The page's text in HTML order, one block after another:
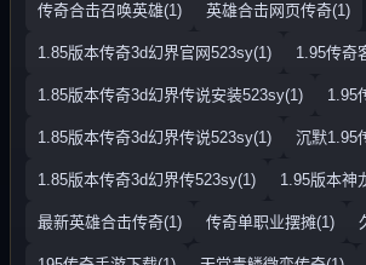
传奇合击召唤英雄(1) 英雄合击网页传奇(1)
1.85版本传奇3d幻界官网523sy(1) 1.95传奇
1.85版本传奇3d幻界传说安装523sy(1) 1.95
1.85版本传奇3d幻界传说523sy(1) 沉默1.95
1.85版本传奇3d幻界传523sy(1) 1.95版本神
最新英雄合击传奇(1) 传奇单职业摆摊(1)